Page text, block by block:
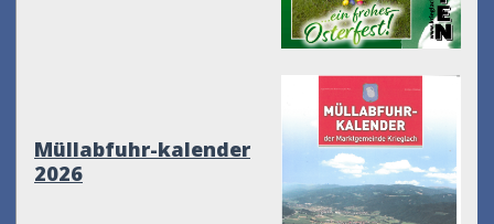
Müllabfuhr-kalender
2026